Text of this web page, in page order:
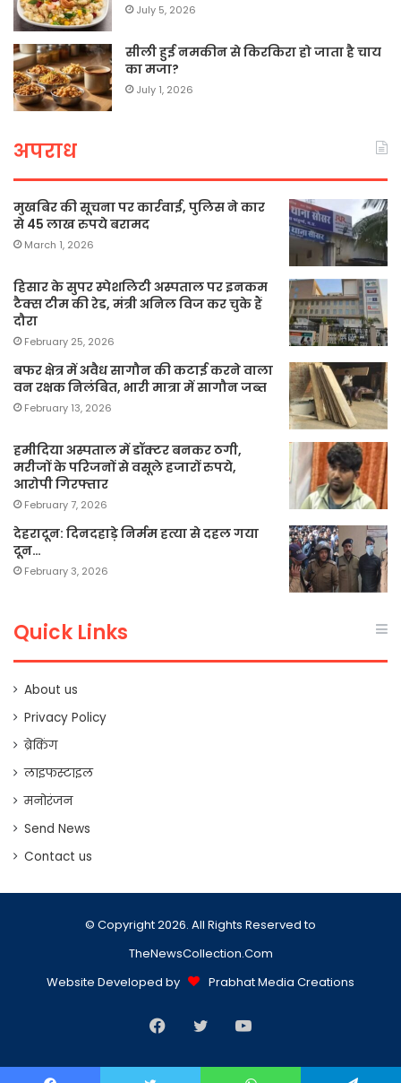
July 5, 2026
सीली हुई नमकीन से किरकिरा हो जाता है चाय
का मजा?
July 1, 2026
अपराध
मुखबिर की सूचना पर कार्रवाई, पुलिस ने कार
से 45 लाख रुपये बरामद
March 1, 2026
हिसार के सुपर स्पेशलिटी अस्पताल पर इनकम
टैक्स टीम की रेड, मंत्री अनिल विज कर चुके हैं
दौरा
February 25, 2026
बफर क्षेत्र में अवैध सागौन की कटाई करने वाला
वन रक्षक निलंबित, भारी मात्रा में सागौन जब्त
February 13, 2026
हमीदिया अस्पताल में डॉक्टर बनकर ठगी,
मरीजों के परिजनों से वसूले हजारों रुपये,
आरोपी गिरफ्तार
February 7, 2026
देहरादून: दिनदहाड़े निर्मम हत्या से दहल गया
दून…
February 3, 2026
Quick Links
About us
Privacy Policy
ब्रेकिंग
लाइफस्टाइल
मनोरंजन
Send News
Contact us
© Copyright 2026. All Rights Reserved to
TheNewsCollection.Com
Website Developed by
Prabhat Media Creations
Facebook
TwitterYouTube